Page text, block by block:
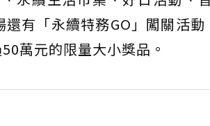
有「永續特務GO」闖關活
萬元的限量大小獎品。